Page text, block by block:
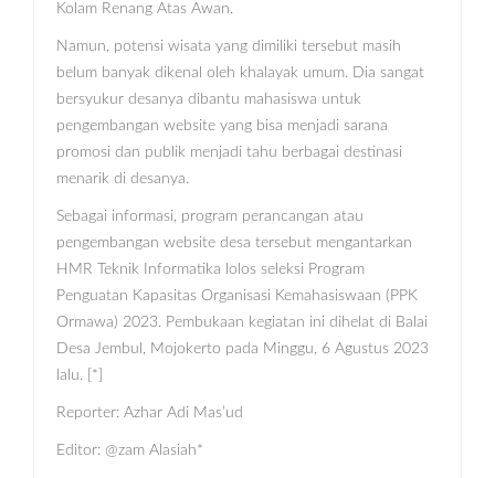
Kolam Renang Atas Awan.
Namun, potensi wisata yang dimiliki tersebut masih
belum banyak dikenal oleh khalayak umum. Dia sangat
bersyukur desanya dibantu mahasiswa untuk
pengembangan website yang bisa menjadi sarana
promosi dan publik menjadi tahu berbagai destinasi
menarik di desanya.
Sebagai informasi, program perancangan atau
pengembangan website desa tersebut mengantarkan
HMR Teknik Informatika lolos seleksi Program
Penguatan Kapasitas Organisasi Kemahasiswaan (PPK
Ormawa) 2023. Pembukaan kegiatan ini dihelat di Balai
Desa Jembul, Mojokerto pada Minggu, 6 Agustus 2023
lalu. [*]
Reporter: Azhar Adi Mas’ud
Editor: @zam Alasiah*